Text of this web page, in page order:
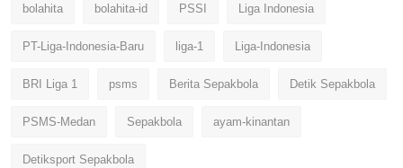
bolahita bolahita-id PSSI Liga Indonesia
PT-Liga-Indonesia-Baru liga-1 Liga-Indonesia
BRI Liga 1 psms Berita Sepakbola Detik Sepakbola
PSMS-Medan Sepakbola ayam-kinantan
Detiksport Sepakbola